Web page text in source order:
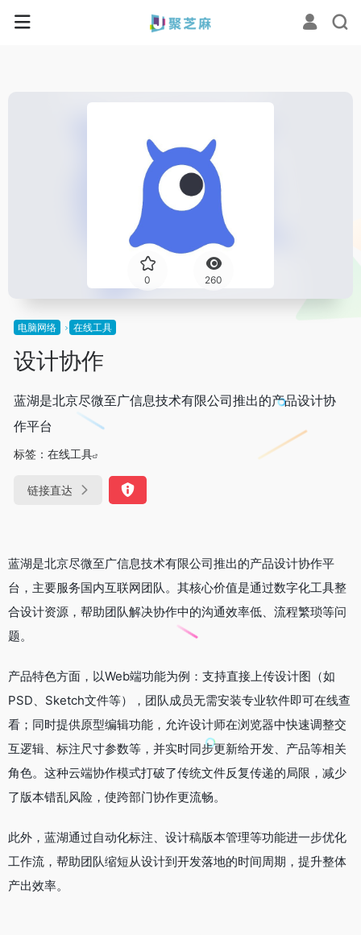
0 260
电脑网络 在线工具
设计协作
蓝湖是北京尽微至广信息技术有限公司推出的产品设计协
作平台
标签： 在线工具
链接直达
蓝湖是北京尽微至广信息技术有限公司推出的产品设计协作平
台，主要服务国内互联网团队。其核心价值是通过数字化工具整
合设计资源，帮助团队解决协作中的沟通效率低、流程繁琐等问
题。
产品特色方面，以Web端功能为例：支持直接上传设计图（如
PSD、Sketch文件等），团队成员无需安装专业软件即可在线查
看；同时提供原型编辑功能，允许设计师在浏览器中快速调整交
互逻辑、标注尺寸参数等，并实时同步更新给开发、产品等相关
角色。这种云端协作模式打破了传统文件反复传递的局限，减少
了版本错乱风险，使跨部门协作更流畅。
此外，蓝湖通过自动化标注、设计稿版本管理等功能进一步优化
工作流，帮助团队缩短从设计到开发落地的时间周期，提升整体
产出效率。